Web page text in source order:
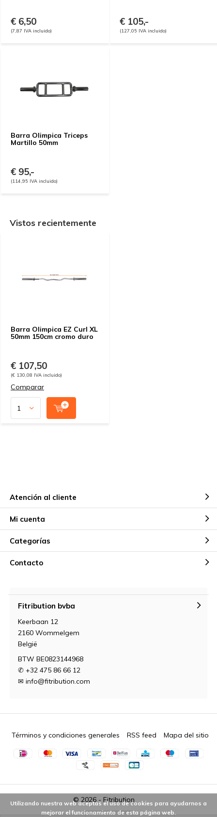
€ 6,50
(7,87 IVA incluido)
€ 105,-
(127,05 IVA incluido)
Barra Olimpica Triceps
Martillo 50mm
€ 95,-
(114,95 IVA incluido)
Vistos recientemente
Barra Olimpica EZ Curl XL
50mm 150cm cromo duro
€ 107,50
(€ 130,08 IVA incluido)
Comparar
Atención al cliente
Mi cuenta
Categorías
Contacto
Fitribution bvba
Keerbaan 12
2160 Wommelgem
België
BTW BE0823144968
✆ +32 475 86 66 12
✉ info@fitribution.com
© 2026 - Fitribution
Términos y condiciones generales RSS feed Mapa del sitio
Utilizando nuestra web aceptas el uso de cookies para ayudarnos a
mejorar el funcionamiento de esta página web.